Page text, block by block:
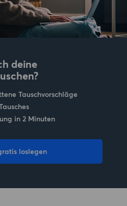
deine
Tauschvorschläge
in 2 Minuten
loslegen